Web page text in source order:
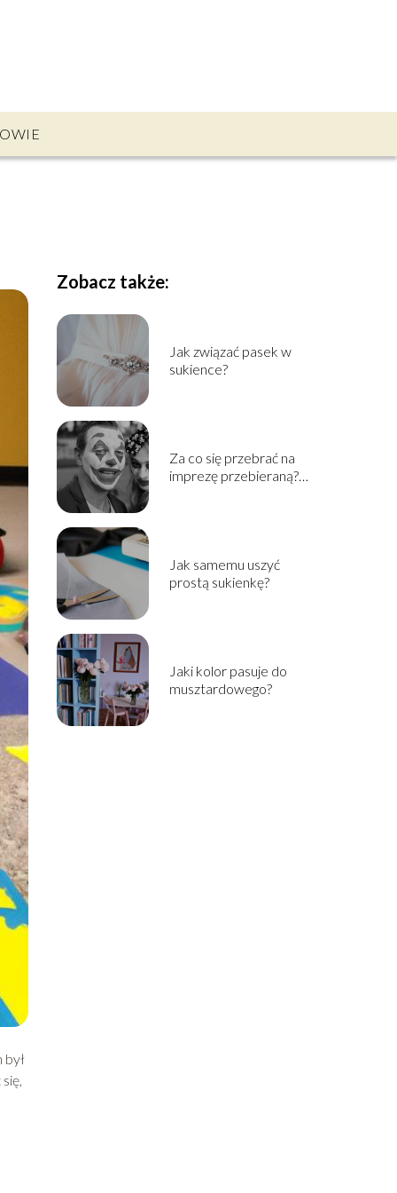
był
Zobacz także:
Jak związać pasek w
sukience?
Za co się przebrać na
imprezę przebieraną?
Jak samemu uszyć
prostą sukienkę?
Jaki kolor pasuje do
musztardowego?